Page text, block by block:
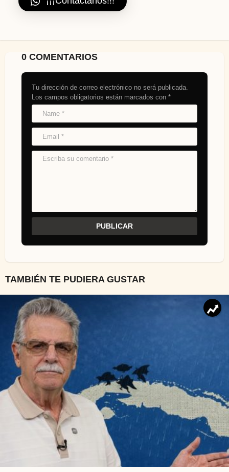
0 COMENTARIOS
Tu dirección de correo electrónico no será publicada.
Los campos obligatorios están marcados con *
TAMBIÉN TE PUDIERA GUSTAR